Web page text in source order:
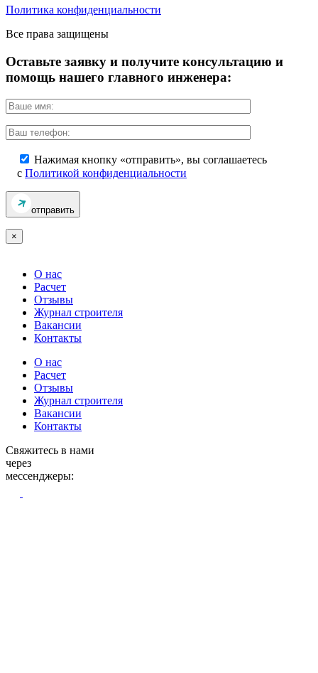
Политика конфиденциальности
Все права защищены
Оставьте заявку и получите консультацию и
помощь нашего главного инженера:
Нажимая кнопку «отправить», вы соглашаетесь
с Политикой конфиденциальности
отправить
×
О нас
Расчет
Отзывы
Журнал строителя
Вакансии
Контакты
О нас
Расчет
Отзывы
Журнал строителя
Вакансии
Контакты
Свяжитесь в нами
через
мессенджеры: